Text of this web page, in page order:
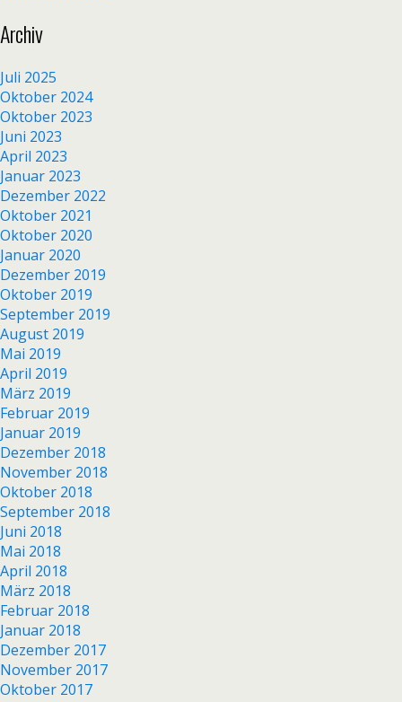
Archiv
Juli 2025
Oktober 2024
Oktober 2023
Juni 2023
April 2023
Januar 2023
Dezember 2022
Oktober 2021
Oktober 2020
Januar 2020
Dezember 2019
Oktober 2019
September 2019
August 2019
Mai 2019
April 2019
März 2019
Februar 2019
Januar 2019
Dezember 2018
November 2018
Oktober 2018
September 2018
Juni 2018
Mai 2018
April 2018
März 2018
Februar 2018
Januar 2018
Dezember 2017
November 2017
Oktober 2017